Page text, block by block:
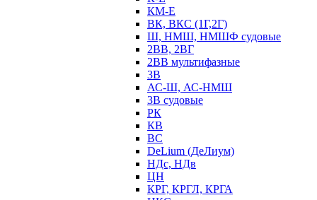
КМ-Е
ВК, ВКС (1Г,2Г)
Ш, НМШ, НМШФ судовые
2ВВ, 2ВГ
2ВВ мультифазные
3В
АС-Ш, АС-НМШ
3В судовые
РК
КВ
ВС
DeLium (ДеЛиум)
НДс, НДв
ЦН
КРГ, КРГЛ, КРГА